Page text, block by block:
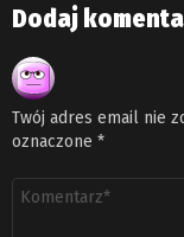
Dodaj
Twój adres email nie
oznaczone *
Komentarz